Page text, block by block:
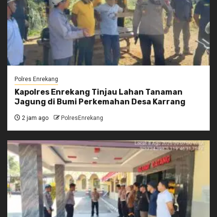
Polres Enrekang
Kapolres Enrekang Tinjau Lahan Tanaman
Jagung di Bumi Perkemahan Desa Karrang
2 jam ago PolresEnrekang